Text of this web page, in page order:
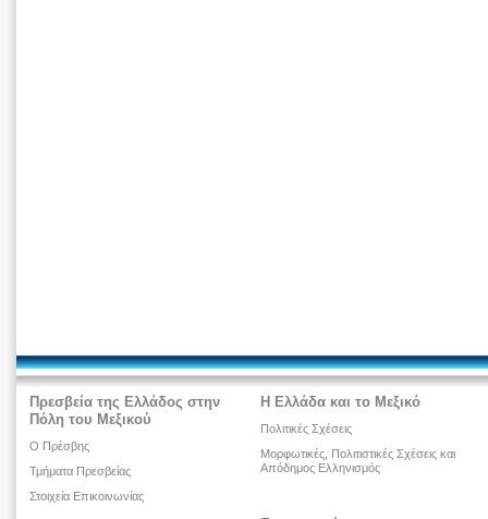
Πρεσβεία της Ελλάδος στην
Πόλη του Μεξικού
O Πρέσβης
Τμήματα Πρεσβείας
Στοιχεία Επικοινωνίας
Η Ελλάδα και το Μεξικό
Πολιτικές Σχέσεις
Μορφωτικές, Πολιτιστικές Σχέσεις και
Απόδημος Ελληνισμός